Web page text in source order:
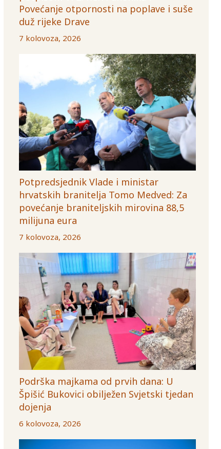
Povećanje otpornosti na poplave i suše
duž rijeke Drave
7 kolovoza, 2026
Potpredsjednik Vlade i ministar
hrvatskih branitelja Tomo Medved: Za
povećanje braniteljskih mirovina 88,5
milijuna eura
7 kolovoza, 2026
Podrška majkama od prvih dana: U
Špišić Bukovici obilježen Svjetski tjedan
dojenja
6 kolovoza, 2026